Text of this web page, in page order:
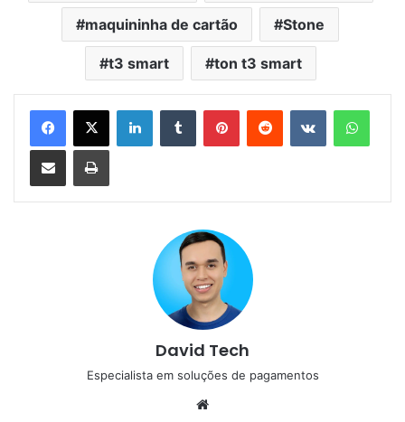
maquininha de cartão Stone
t3 smart ton t3 smart
LinkedinTumblr PinterestReddit VK
Compartilhar via e-mail Imprimir
David Tech
Especialista em soluções de pagamentos